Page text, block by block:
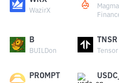
WazirX
Magma
B
BUILDon
TNSR
Tensor
PROMPT